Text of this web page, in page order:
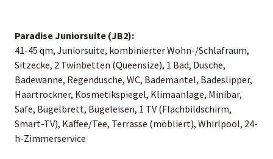
Paradise Juniorsuite (JB2):
41-45 qm, Juniorsuite, kombinierter Wohn-/Schlafraum,
Sitzecke, 2 Twinbetten (Queensize), 1 Bad, Dusche,
Badewanne, Regendusche, WC, Bademantel, Badeslipper,
Haartrockner, Kosmetikspiegel, Klimaanlage, Minibar,
Safe, Bügelbrett, Bügeleisen, 1 TV (Flachbildschirm,
Smart-TV), Kaffee/Tee, Terrasse (möbliert), Whirlpool, 24-
h-Zimmerservice